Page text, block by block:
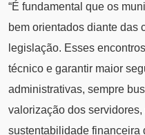
“É fundamental que os
bem orientados diante das
legislação. Esses
técnico e garantir maior
administrativas, sempre
valorização dos
sustentabilidade financeira